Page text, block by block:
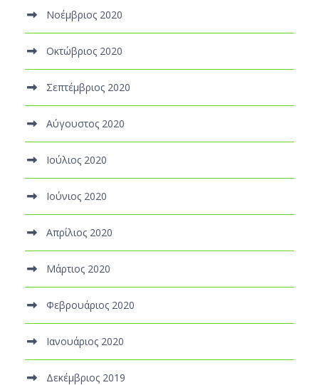
Νοέμβριος 2020
Οκτώβριος 2020
Σεπτέμβριος 2020
Αύγουστος 2020
Ιούλιος 2020
Ιούνιος 2020
Απρίλιος 2020
Μάρτιος 2020
Φεβρουάριος 2020
Ιανουάριος 2020
Δεκέμβριος 2019